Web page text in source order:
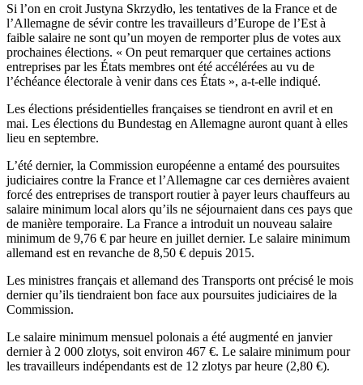
Si l’on en croit Justyna Skrzydło, les tentatives de la France et de
l’Allemagne de sévir contre les travailleurs d’Europe de l’Est à
faible salaire ne sont qu’un moyen de remporter plus de votes aux
prochaines élections. « On peut remarquer que certaines actions
entreprises par les États membres ont été accélérées au vu de
l’échéance électorale à venir dans ces États », a-t-elle indiqué.
Les élections présidentielles françaises se tiendront en avril et en
mai. Les élections du Bundestag en Allemagne auront quant à elles
lieu en septembre.
L’été dernier, la Commission européenne a entamé des poursuites
judiciaires contre la France et l’Allemagne car ces dernières avaient
forcé des entreprises de transport routier à payer leurs chauffeurs au
salaire minimum local alors qu’ils ne séjournaient dans ces pays que
de manière temporaire. La France a introduit un nouveau salaire
minimum de 9,76 € par heure en juillet dernier. Le salaire minimum
allemand est en revanche de 8,50 € depuis 2015.
Les ministres français et allemand des Transports ont précisé le mois
dernier qu’ils tiendraient bon face aux poursuites judiciaires de la
Commission.
Le salaire minimum mensuel polonais a été augmenté en janvier
dernier à 2 000 zlotys, soit environ 467 €. Le salaire minimum pour
les travailleurs indépendants est de 12 zlotys par heure (2,80 €).